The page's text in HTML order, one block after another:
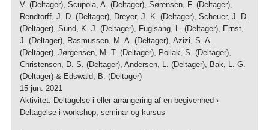
V. (Deltager), Scupola, A. (Deltager), Sørensen, F. (Deltager),
Rendtorff, J. D. (Deltager), Dreyer, J. K. (Deltager), Scheuer, J. D.
(Deltager), Sund, K. J. (Deltager), Fuglsang, L. (Deltager), Ernst,
J. (Deltager), Rasmussen, M. A. (Deltager), Azizi, S. A.
(Deltager), Jørgensen, M. T. (Deltager), Pollak, S. (Deltager),
Christensen, D. S. (Deltager), Andersen, L. (Deltager), Bak, L. G.
(Deltager) & Edswald, B. (Deltager)
15 jun. 2021
Aktivitet: Deltagelse i eller arrangering af en begivenhed›
Deltagelse i workshop, seminar og kursus